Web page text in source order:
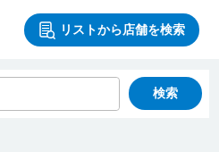
リストから店舗を検索
検索